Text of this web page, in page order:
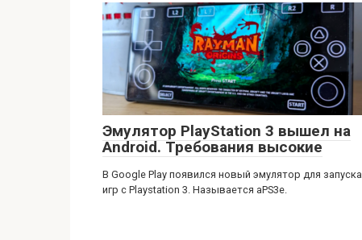
Эмулятор PlayStation 3 вышел на
Android. Требования высокие
В Google Play появился новый эмулятор для запуска
игр с Playstation 3. Называется aPS3e.